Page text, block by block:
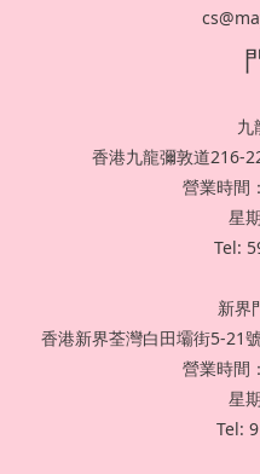
九
香港九龍彌敦道216-
營業時間
星
Tel:
新界
香港新界荃灣白田壩街5-21
營業時間
星
Tel: